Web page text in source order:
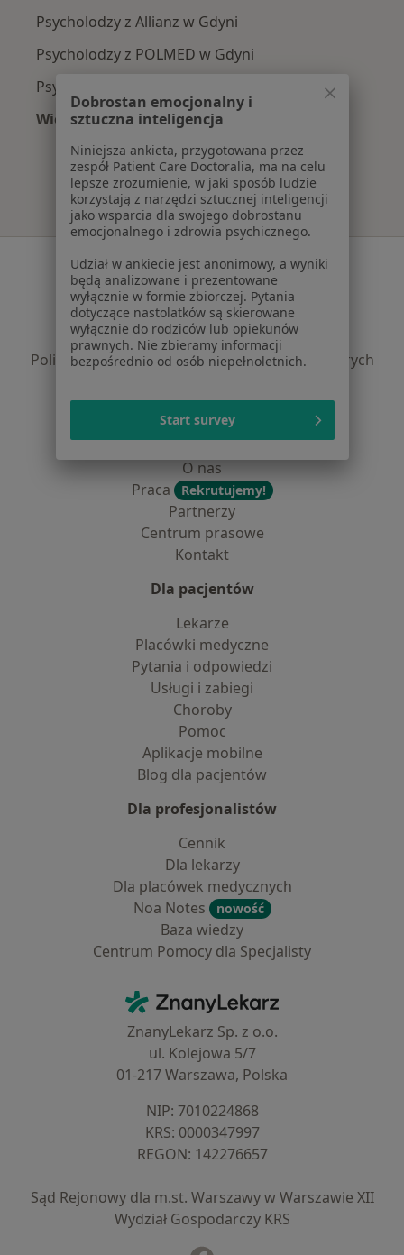
Psycholodzy z Allianz w Gdyni
Psycholodzy z POLMED w Gdyni
Psycholodzy z NFZ w Gdyni
Więcej (2)
Serwis
Regulamin
Polityka prywatności pacjentów
Polityka prywatności profesjonalistów
Polityka prywatności dla profesjonalistów, których
Polityka cookies
Jak działają wyniki wyszukiwania
Dostępność
O nas
Praca
Rekrutujemy!
Partnerzy
Centrum prasowe
Kontakt
Dla pacjentów
Lekarze
Placówki medyczne
Pytania i odpowiedzi
Usługi i zabiegi
Choroby
Pomoc
Aplikacje mobilne
Blog dla pacjentów
Dla profesjonalistów
Cennik
Dla lekarzy
Dla placówek medycznych
Noa Notes
nowość
Baza wiedzy
Centrum Pomocy dla Specjalisty
ZnanyLekarz - Strona główna
ZnanyLekarz Sp. z o.o.
ul. Kolejowa 5/7
01-217 Warszawa, Polska
NIP: ⁠7010224868
KRS: ⁠0000347997
REGON: ⁠142276657
Sąd Rejonowy dla m.st. Warszawy w Warszawie XII
Wydział Gospodarczy KRS
Dobrostan emocjonalny i
sztuczna inteligencja
Niniejsza ankieta, przygotowana przez
zespół Patient Care Doctoralia, ma na celu
lepsze zrozumienie, w jaki sposób ludzie
korzystają z narzędzi sztucznej inteligencji
jako wsparcia dla swojego dobrostanu
emocjonalnego i zdrowia psychicznego.
Udział w ankiecie jest anonimowy, a wyniki
będą analizowane i prezentowane
wyłącznie w formie zbiorczej. Pytania
dotyczące nastolatków są skierowane
wyłącznie do rodziców lub opiekunów
prawnych. Nie zbieramy informacji
bezpośrednio od osób niepełnoletnich.
Start survey